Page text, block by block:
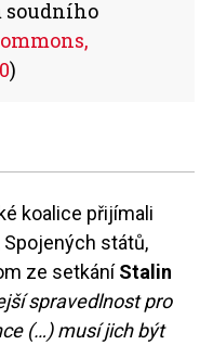
soudního
)
koalice přijímali
států,
ze setkáníStalin
spravedlnost pro
(…) musí jich být